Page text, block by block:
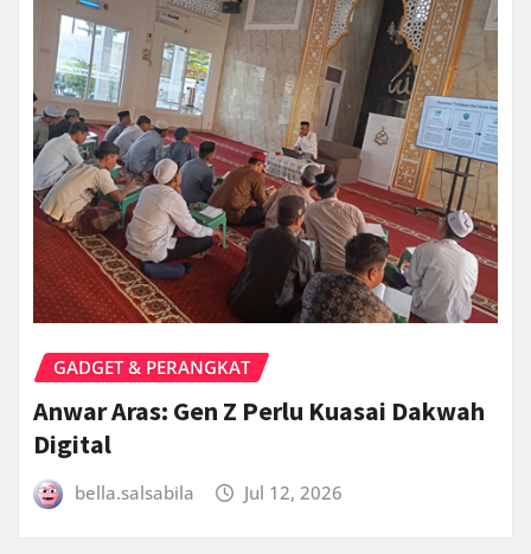
GADGET & PERANGKAT
Anwar Aras: Gen Z Perlu Kuasai Dakwah
Digital
bella.salsabila Jul 12, 2026